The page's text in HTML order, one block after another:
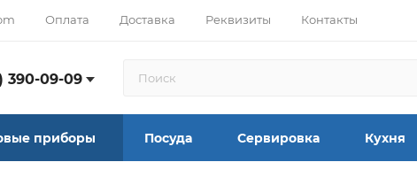
Оплата Доставка Реквизиты Контакты
390-09-09
приборы Посуда Сервировка Кухня